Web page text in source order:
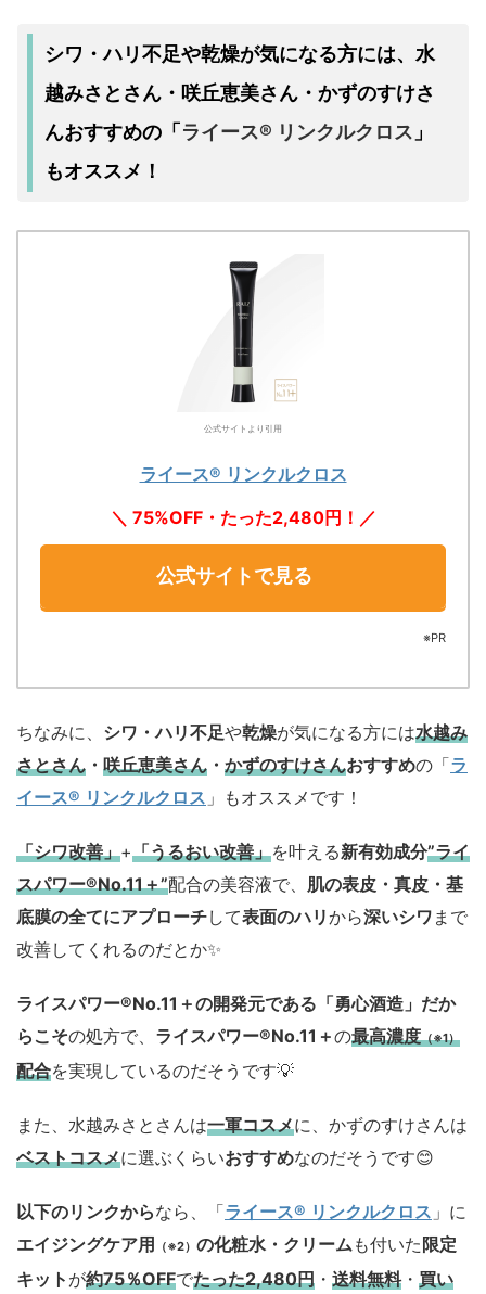
シワ・ハリ不足や乾燥が気になる方には、水
越みさとさん・咲丘恵美さん・かずのすけさ
んおすすめの 「 ライース® リンクルクロス 」
もオススメ！
公式サイトより引用
ライース® リンクルクロス
＼ 75%OFF・たった2,480円！／
公式サイトで見る
※PR
ちなみに、 シワ・ハリ不足や乾燥が気になる方には水越み
さとさん ・ 咲丘恵美さん ・ かずのすけさんおすすめの「ラ
イース® リンクルクロス 」もオススメです！
「シワ改善」+「うるおい改善」を叶える新有効成分”ライ
スパワー®No.11＋”配合の美容液で、 肌の表皮・真皮・基
底膜の全てにアプローチして表面のハリから深いシワ まで
改善してくれるのだとか✨
ライスパワー®No.11＋の開発元である「勇心酒造」 だか
らこその処方で、 ライスパワー®No.11＋の最高濃度（※1）
配合を実現しているのだそうです💡
また、水越みさとさんは一軍コスメに、かずのすけさんは
ベストコスメに選ぶくらいおすすめなのだそうです😊
以下のリンクからなら、「ライース® リンクルクロス 」に
エイジングケア用 （※2） の化粧水・クリーム も付いた限定
キット が約75％OFFでたった2,480円 ・ 送料無料・ 買い